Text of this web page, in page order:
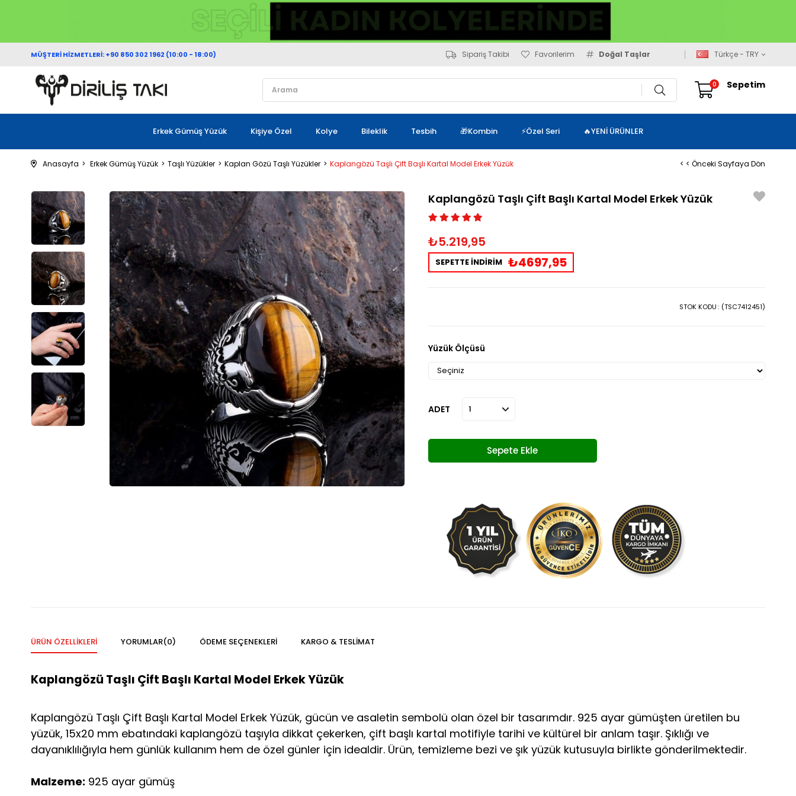
MÜŞTERİ HİZMETLERİ: +90 850 302 1962 (10:00 - 18:00) Sipariş Takibi Favorilerim Doğal Taşlar Türkçe - TRY
Sepetim
0
Erkek Gümüş Yüzük Kişiye Özel Kolye Bileklik Tesbih 🎁Kombin ⚡Özel Seri 🔥YENİ ÜRÜNLER
Anasayfa Erkek Gümüş Yüzük Taşlı Yüzükler Kaplan Gözü Taşlı Yüzükler Kaplangözü Taşlı Çift Başlı Kartal Model Erkek Yüzük < < Önceki Sayfaya Dön
Kaplangözü Taşlı Çift Başlı Kartal Model Erkek Yüzük
₺5.219,95
SEPETTE İNDİRİM ₺4697,95
STOK KODU (TSC7412451)
Yüzük Ölçüsü
ADET
ÜRÜN ÖZELLIKLERI YORUMLAR(0) ÖDEME SEÇENEKLERI KARGO & TESLIMAT
Kaplangözü Taşlı Çift Başlı Kartal Model Erkek Yüzük
Kaplangözü Taşlı Çift Başlı Kartal Model Erkek Yüzük, gücün ve asaletin sembolü olan özel bir tasarımdır. 925 ayar gümüşten üretilen bu
yüzük, 15x20 mm ebatındaki kaplangözü taşıyla dikkat çekerken, çift başlı kartal motifiyle tarihi ve kültürel bir anlam taşır. Şıklığı ve
dayanıklılığıyla hem günlük kullanım hem de özel günler için idealdir. Ürün, temizleme bezi ve şık yüzük kutusuyla birlikte gönderilmektedir.
Malzeme: 925 ayar gümüş